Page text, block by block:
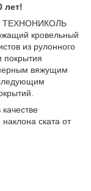
лет!
ТЕХНОНИКОЛЬ
кровельный
из рулонного
покрытия
вяжущим
ската от